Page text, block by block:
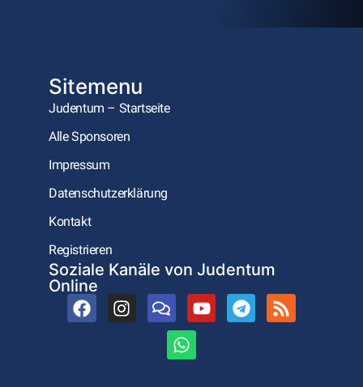
Sitemenu
Judentum – Startseite
Alle Sponsoren
Impressum
Datenschutzerklärung
Kontakt
Registrieren
Soziale Kanäle von Judentum
Online